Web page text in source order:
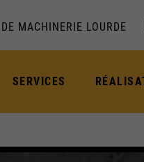
MACHINERIE LOURDE
SERVICES